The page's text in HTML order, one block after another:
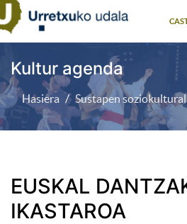
Kultur agenda
Hasiera Sustapen
EUSKAL
IKASTAROA